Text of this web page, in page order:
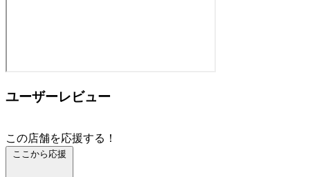
ユーザーレビュー
この店舗を応援する！
ここから応援